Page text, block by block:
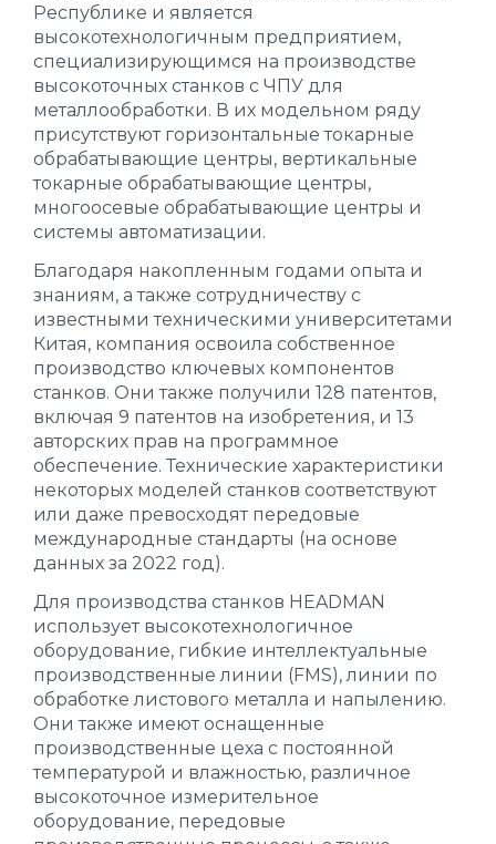
Республике и является
высокотехнологичным предприятием,
специализирующимся на производстве
высокоточных станков с ЧПУ для
металлообработки. В их модельном ряду
присутствуют горизонтальные токарные
обрабатывающие центры, вертикальные
токарные обрабатывающие центры,
многоосевые обрабатывающие центры и
системы автоматизации.
Благодаря накопленным годами опыта и
знаниям, а также сотрудничеству с
известными техническими университетами
Китая, компания освоила собственное
производство ключевых компонентов
станков. Они также получили 128 патентов,
включая 9 патентов на изобретения, и 13
авторских прав на программное
обеспечение. Технические характеристики
некоторых моделей станков соответствуют
или даже превосходят передовые
международные стандарты (на основе
данных за 2022 год).
Для производства станков HEADMAN
использует высокотехнологичное
оборудование, гибкие интеллектуальные
производственные линии (FMS), линии по
обработке листового металла и напылению.
Они также имеют оснащенные
производственные цеха с постоянной
температурой и влажностью, различное
высокоточное измерительное
оборудование, передовые